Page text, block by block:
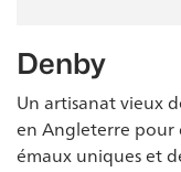
Denby
Un artisanat vieux
en Angleterre pour
émaux uniques et